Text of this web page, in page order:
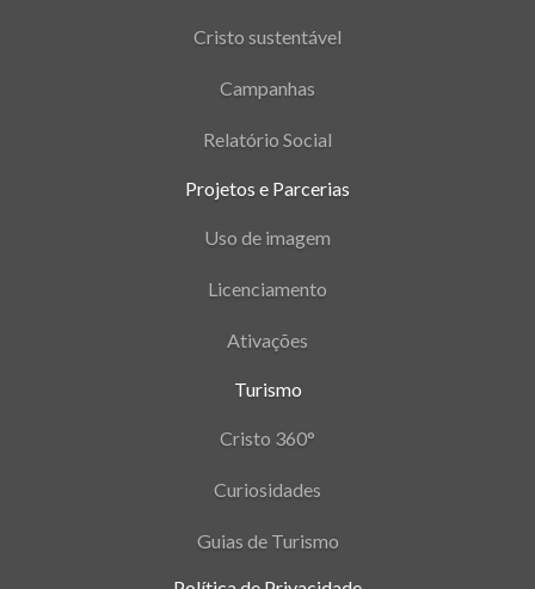
Cristo sustentável
Campanhas
Relatório Social
Projetos e Parcerias
Uso de imagem
Licenciamento
Ativações
Turismo
Cristo 360°
Curiosidades
Guias de Turismo